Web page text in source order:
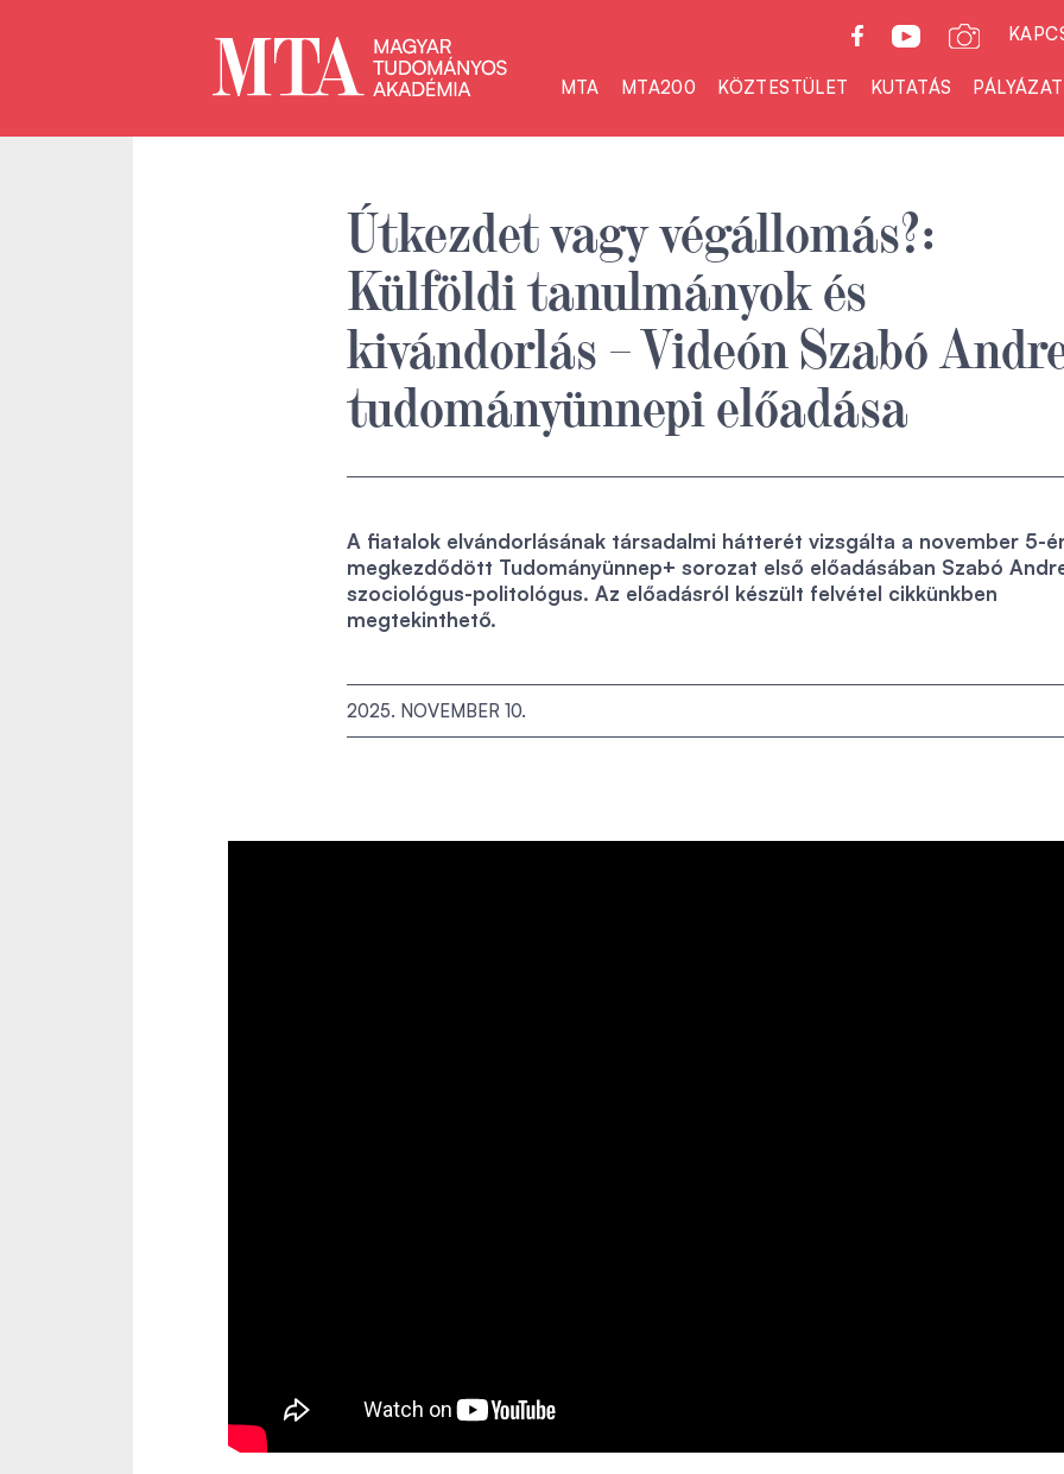
MTA MTA200 KÖZTESTÜLET KUTATÁS
Útkezdet vagy végállomás?:
Külföldi tanulmányok és
kivándorlás – Videón Szabó
tudományünnepi előadása
A fiatalok elvándorlásának társadalmi hátterét vizsgálta a november 5-
megkezdődött Tudományünnep+ sorozat első előadásában Szabó
szociológus-politológus. Az előadásról készült felvétel cikkünkben
megtekinthető.
2025. NOVEMBER 10.